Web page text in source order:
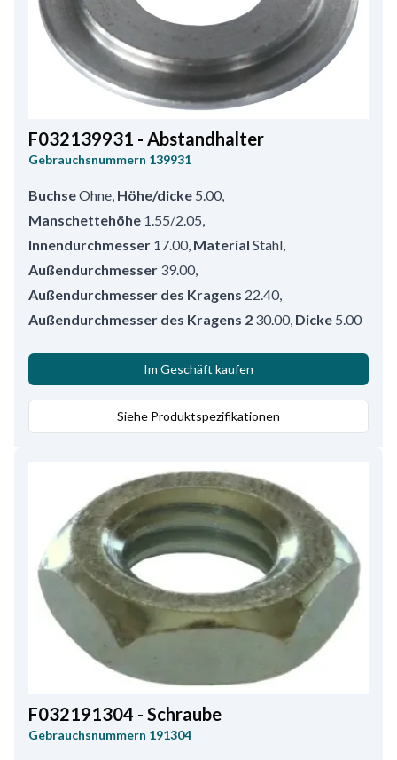
F032139931 - Abstandhalter
Gebrauchsnummern 139931
BuchseOhne, Höhe/dicke 5.00,
Manschettehöhe 1.55/2.05,
Innendurchmesser 17.00, Material Stahl,
Außendurchmesser 39.00,
Außendurchmesser des Kragens 22.40,
Außendurchmesser des Kragens 2 30.00, Dicke 5.00
Im Geschäft kaufen
Siehe Produktspezifikationen
F032191304 - Schraube
Gebrauchsnummern 191304